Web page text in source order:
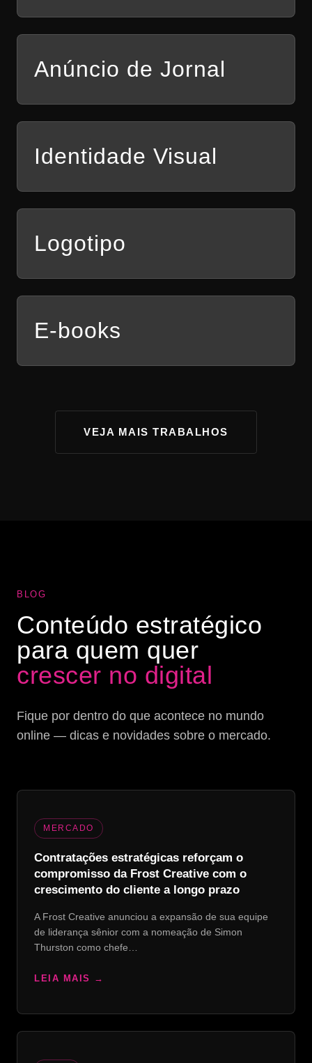
Anúncio de Jornal
Identidade Visual
Logotipo
E-books
VEJA MAIS TRABALHOS
BLOG
Conteúdo estratégico
para quem quer
crescer no digital
Fique por dentro do que acontece no mundo
online — dicas e novidades sobre o mercado.
MERCADO
Contratações estratégicas reforçam o
compromisso da Frost Creative com o
crescimento do cliente a longo prazo
A Frost Creative anunciou a expansão de sua equipe
de liderança sênior com a nomeação de Simon
Thurston como chefe…
LEIA MAIS